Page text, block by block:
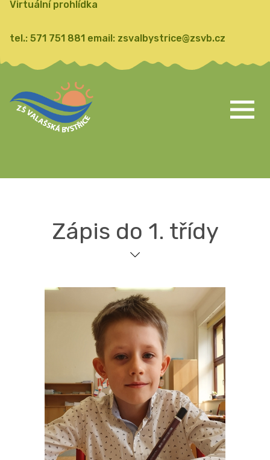
Virtuální prohlídka
tel.: 571 751 881 email: zsvalbystrice@zsvb.cz
Zápis do 1. třídy